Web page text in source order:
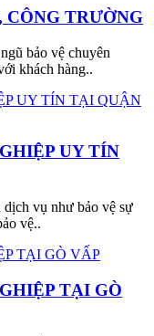
CÔNG TRƯỜNG
bảo vệ chuyên
khách hàng..
UY TÍN
dịch vụ như bảo vệ sự
vệ..
TẠI GÒ